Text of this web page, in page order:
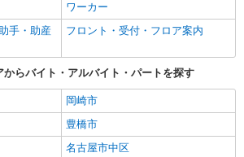
ワーカー
手・助産
フロント・受付・フロア案内
らバイト・アルバイト・パートを探す
岡崎市
豊橋市
名古屋市中区